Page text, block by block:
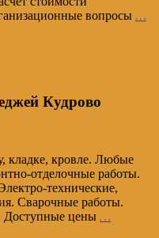
вопросы …
Кудрово
кладке, кровле. Любые
отделочные работы.
технические,
Сварочные работы.
Доступные цены …